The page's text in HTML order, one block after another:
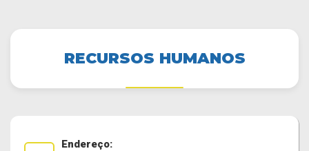
RECURSOS HUMANOS
Endereço: